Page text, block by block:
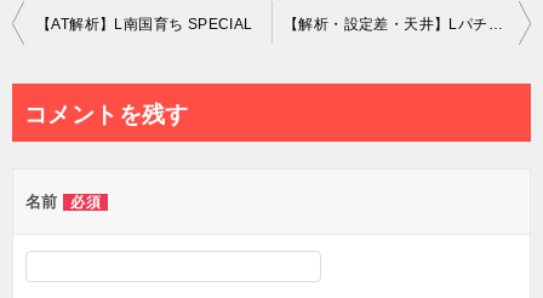
投
ビ
ー
シ
【AT解析】L南国育ち SPECIAL 【解析・設定差・天井】Lパチスロ 喰霊-零-Re
コメントを残す
名前 必須